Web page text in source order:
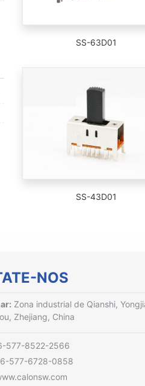
SS-63D01
SS-43D01
NOS
Zona industrial de Qianshi,
Zhejiang, China
577-8522-2566
577-6728-0858